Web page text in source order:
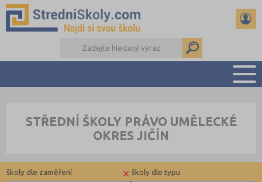
PŘÍPRAVA NA PŘIJÍMAČKY
DŮLEŽITÉ TERMÍNY
DALŠÍ DRUHY ŠKOL
STŘEDNÍ ŠKOLY PRÁVO UMĚLECKÉ
OKRES JIČÍN
školy dle typu
×
školy dle zaměření